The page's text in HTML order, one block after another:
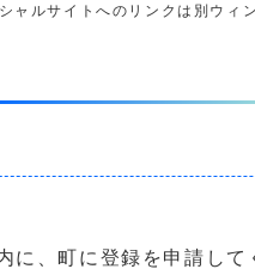
ャルサイトへのリンクは別ウィ
、町に登録を申請して